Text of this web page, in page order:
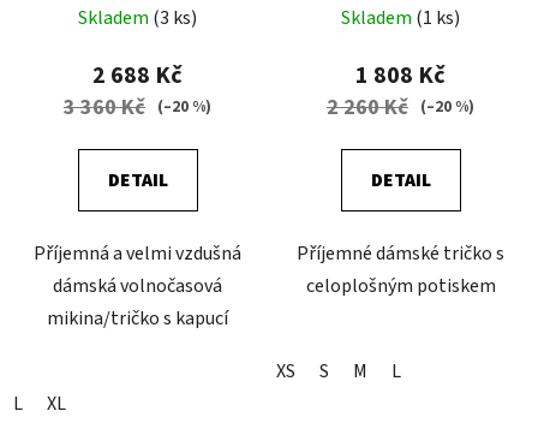
Skladem (3 ks)
2 688 Kč
3 360 Kč (–20 %)
DETAIL
Příjemná a velmi vzdušná
dámská volnočasová
mikina/tričko s kapucí
L XL
Skladem (1 ks)
1 808 Kč
2 260 Kč (–20 %)
DETAIL
Příjemné dámské tričko s
celoplošným potiskem
XS S M L